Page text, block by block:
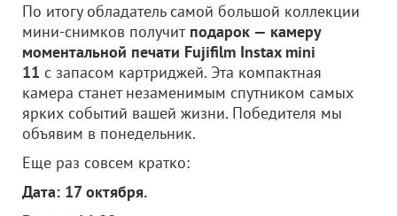
По итогу обладатель самой большой коллекции
мини-снимков получитподарок — камеру
моментальной печати Fujifilm Instax mini
11 с запасом картриджей. Эта компактная
камера станет незаменимым спутником самых
ярких событий вашей жизни. Победителя мы
объявим в понедельник.
Еще раз совсем кратко:
Дата: 17 октября.